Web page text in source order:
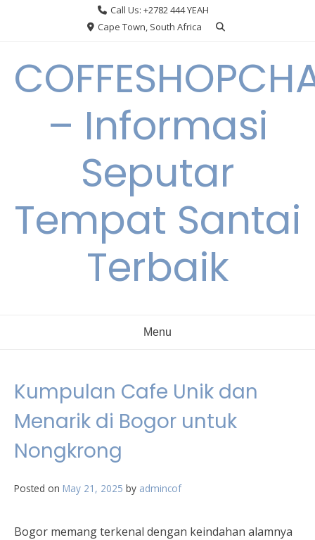
Call Us: +2782 444 YEAH
Cape Town, South Africa
– Informasi
Seputar
Tempat Santai
Terbaik
Menu
Kumpulan Cafe Unik dan
Menarik di Bogor untuk
Nongkrong
Posted on May 21, 2025 by admincof
Bogor memang terkenal dengan keindahan alamnya